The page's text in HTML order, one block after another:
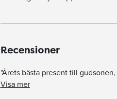
Recensioner
"Årets bästa present till
Visa mer